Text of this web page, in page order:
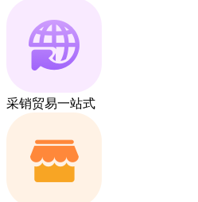
采销贸易一站式